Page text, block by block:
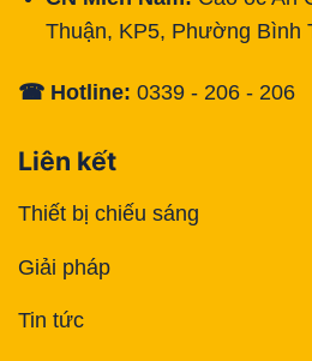
Thuận, KP5, Phường Bình
☎ Hotline: 0339 - 206 - 206
Liên kết
Thiết bị chiếu sáng
Giải pháp
Tin tức